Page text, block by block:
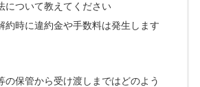
について教えてください
約時に違約金や手数料は発生します
の保管から受け渡しまではどのよう